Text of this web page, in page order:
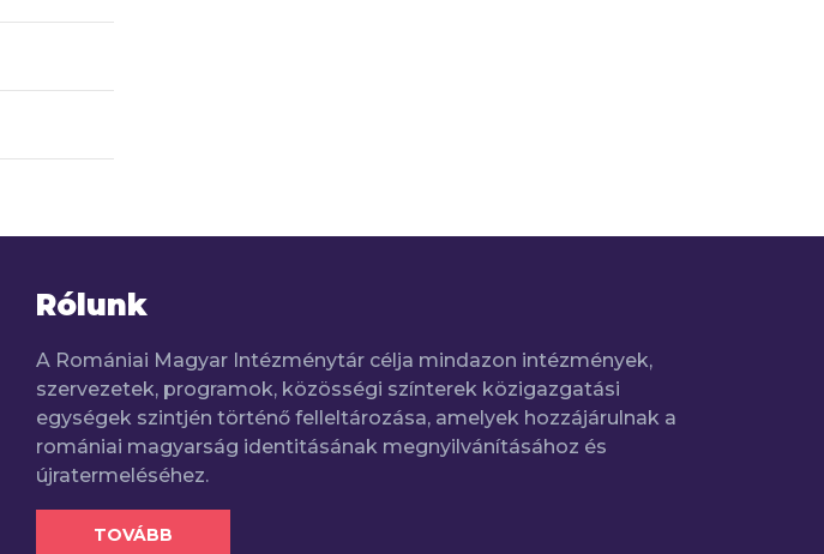
Rólunk
A Romániai Magyar Intézménytár célja mindazon intézmények,
szervezetek, programok, közösségi színterek közigazgatási
egységek szintjén történő felleltározása, amelyek hozzájárulnak a
romániai magyarság identitásának megnyilvánításához és
újratermeléséhez.
TOVÁBB